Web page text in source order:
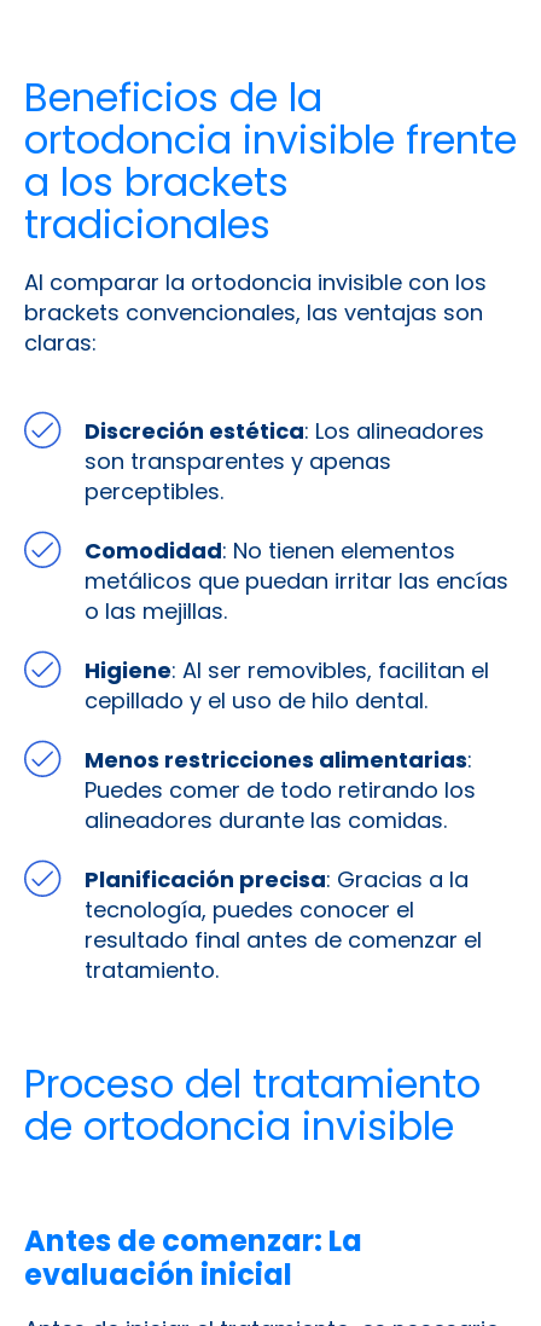
Beneficios de la
ortodoncia invisible frente
a los brackets
tradicionales
Al comparar la ortodoncia invisible con los
brackets convencionales, las ventajas son
claras:
Discreción estética: Los alineadores
son transparentes y apenas
perceptibles.
Comodidad: No tienen elementos
metálicos que puedan irritar las encías
o las mejillas.
Higiene: Al ser removibles, facilitan el
cepillado y el uso de hilo dental.
Menos restricciones alimentarias:
Puedes comer de todo retirando los
alineadores durante las comidas.
Planificación precisa: Gracias a la
tecnología, puedes conocer el
resultado final antes de comenzar el
tratamiento.
Proceso del tratamiento
de ortodoncia invisible
Antes de comenzar: La
evaluación inicial